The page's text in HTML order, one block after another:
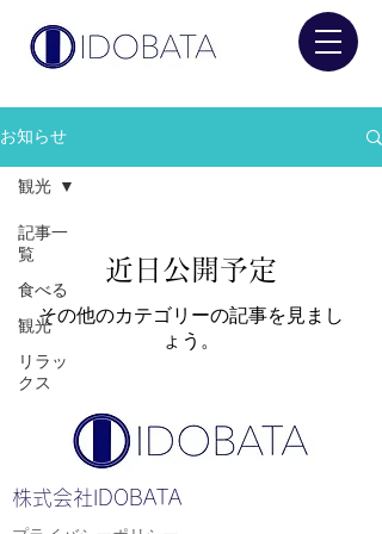
お知らせ
記事一
覧
食べる
観光
リラッ
クス
観光
近日公開予定
その他のカテゴリーの記事を見まし
ょう。
​株式会社IDOBATA